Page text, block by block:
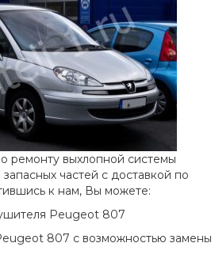
ремонту выхлопной системы
частей с доставкой по
к нам, Вы можете:
Peugeot 807
807 с возможностью замены